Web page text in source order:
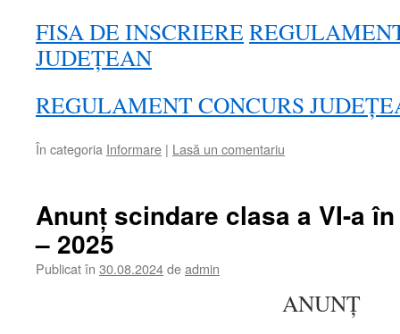
FISA DE INSCRIERE
JUDEȚEAN
REGULAMENT CONCURS
În categoria Informare | Lasă un comentariu
Anunț scindare clasa a VI-a
– 2025
Publicat în 30.08.2024deadmin
ANUNȚ